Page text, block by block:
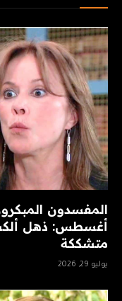
أغسطس: ذهل
متشككة
يوليو 29, 2026